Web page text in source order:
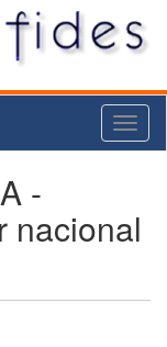
-
nacional